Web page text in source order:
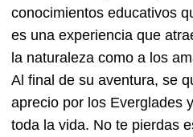
conocimientos educativos
es una experiencia que
la naturaleza como a los
Al final de su aventura, se
aprecio por los Everglades
toda la vida. No te pierdas